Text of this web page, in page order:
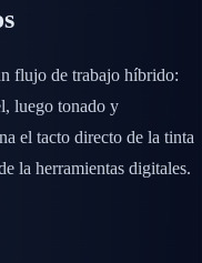
flujo de trabajo híbrido:
luego tonado y
el tacto directo de la tinta
la herramientas digitales.